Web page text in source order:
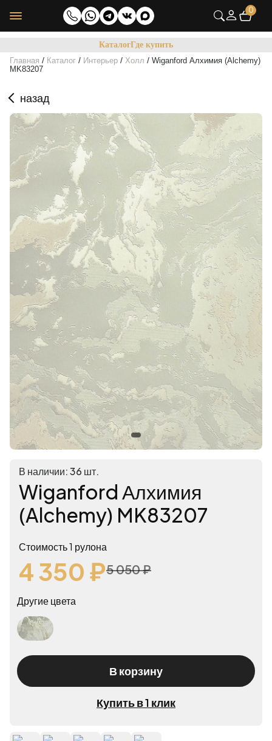
0
КаталогГде купить
Главная / Каталог / Интерьер / Холл / Wiganford Алхимия (Alchemy)
MK83207
назад
В наличии: 36 шт.
Wiganford Алхимия
(Alchemy) MK83207
Стоимость 1 рулона
4 350 ₽5 050 ₽
Другие цвета
В корзину
Купить в 1 клик